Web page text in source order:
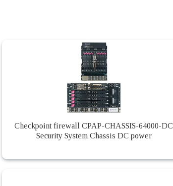
Checkpoint firewall CPAP-CHASSIS-64000-DC
Security System Chassis DC power